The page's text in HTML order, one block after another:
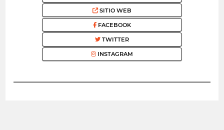
SITIO WEB
FACEBOOK
TWITTER
INSTAGRAM